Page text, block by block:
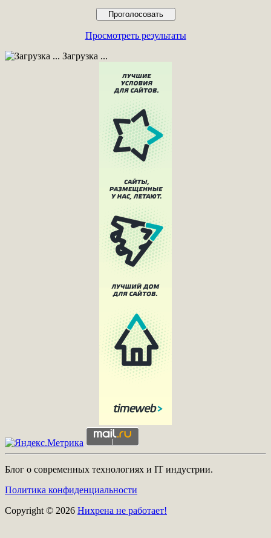
Просмотреть результаты
Загрузка ...
Блог о современных технологиях и IT индустрии.
Политика конфиденциальности
Copyright © 2026 Нихрена не работает!